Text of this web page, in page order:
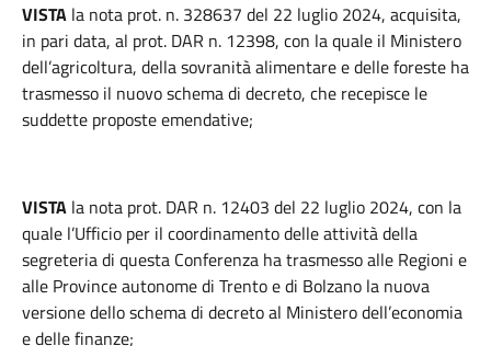
VISTA la nota prot. n. 328637 del 22 luglio 2024, acquisita,
in pari data, al prot. DAR n. 12398, con la quale il Ministero
dell’agricoltura, della sovranità alimentare e delle foreste ha
trasmesso il nuovo schema di decreto, che recepisce le
suddette proposte emendative;
VISTA la nota prot. DAR n. 12403 del 22 luglio 2024, con la
quale l’Ufficio per il coordinamento delle attività della
segreteria di questa Conferenza ha trasmesso alle Regioni e
alle Province autonome di Trento e di Bolzano la nuova
versione dello schema di decreto al Ministero dell’economia
e delle finanze;